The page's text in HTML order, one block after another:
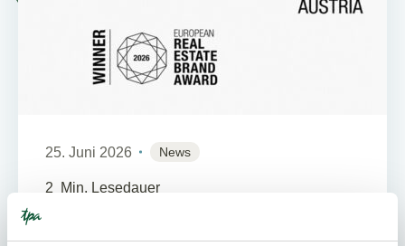
25. Juni 2026 News
2 Min. Lesedauer